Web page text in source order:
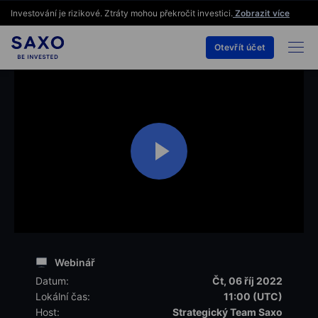
Otevřít účet
Investování je rizikové. Ztráty mohou překročit investici. Zobrazit více
Webinář
Datum:
Čt, 06 říj 2022
Lokální čas:
11:00 (UTC)
Host:
Strategický Team Saxo